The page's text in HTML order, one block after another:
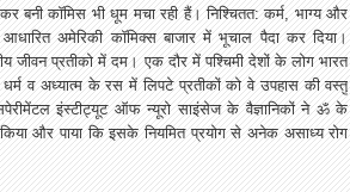
बनी कॉमिस भी धूम मचा रही हैं। निश्चितत:कर्म,भाग्य और
आधारित अमेरिकी कॉमिक्स बाजार में भूचाल पैदा कर दिया।
जीवन प्रतीको में दम। एक दौर में पश्चिमी देशों के लोग भारत
धर्म व अध्यात्म के रस में लिपटे प्रतीकों को वे उपहास की वस्तु
इंस्टीट्यूट ऑफ न्यूरो साइंसेज के वैज्ञानिकों ने ॐ के
किया और पाया कि इसके नियमित प्रयोग से अनेक असाध्य रोग